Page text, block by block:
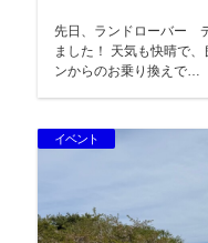
先日、ランドローバー
ました！ 天気も快晴で、良い納車日和でした！ ポルシェ マカ
ンからのお乗り換えで…
イベント